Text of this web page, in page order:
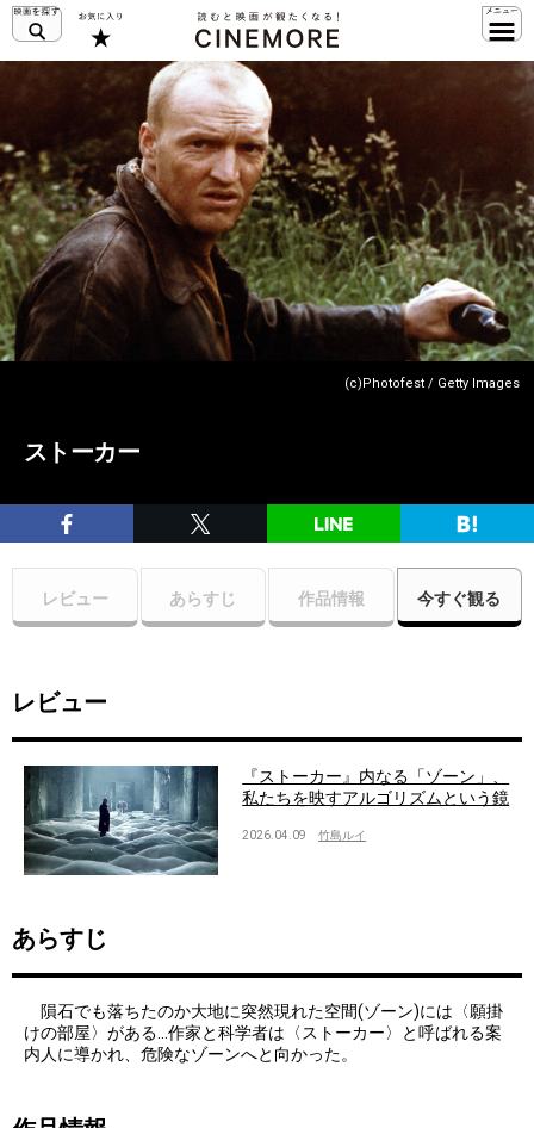
(c)Photofest / Getty Images
ストーカー
レビュー あらすじ 作品情報 今すぐ観る
レビュー
『ストーカー』内なる「ゾーン」、
私たちを映すアルゴリズムという鏡
2026.04.09 竹島ルイ
あらすじ
隕石でも落ちたのか大地に突然現れた空間(ゾーン)には〈願掛
けの部屋〉がある…作家と科学者は〈ストーカー〉と呼ばれる案
内人に導かれ、危険なゾーンへと向かった。